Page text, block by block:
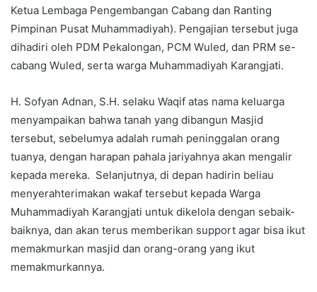
Ketua Lembaga Pengembangan Cabang dan Ranting
Pimpinan Pusat Muhammadiyah). Pengajian tersebut juga
dihadiri oleh PDM Pekalongan, PCM Wuled, dan PRM se-
cabang Wuled, serta warga Muhammadiyah Karangjati.
H. Sofyan Adnan, S.H. selaku Waqif atas nama keluarga
menyampaikan bahwa tanah yang dibangun Masjid
tersebut, sebelumya adalah rumah peninggalan orang
tuanya, dengan harapan pahala jariyahnya akan mengalir
kepada mereka. Selanjutnya, di depan hadirin beliau
menyerahterimakan wakaf tersebut kepada Warga
Muhammadiyah Karangjati untuk dikelola dengan sebaik-
baiknya, dan akan terus memberikan support agar bisa ikut
memakmurkan masjid dan orang-orang yang ikut
memakmurkannya.